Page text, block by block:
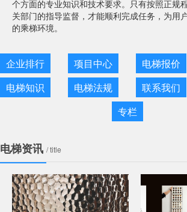
个方面的专业知识和技术要求。只有按照正规
关部门的指导监督，才能顺利完成任务，为用
的乘梯环境。
企业排行 项目中心 电梯报价
电梯知识
电梯法规 联系我们
专栏
电梯资讯 / title